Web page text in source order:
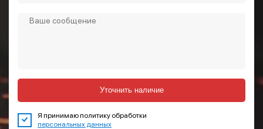
Уточнить наличие
Я принимаю политику обработки
персональных данных